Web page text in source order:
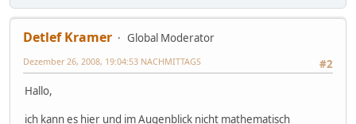
Detlef Kramer
Global Moderator
#2
Dezember 26, 2008, 19:04:53 NACHMITTAGS
Hallo,
ich kann es hier und im Augenblick nicht mathematisch